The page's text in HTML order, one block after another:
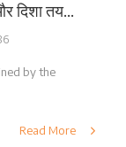
दिशा तय...
by the
Read More